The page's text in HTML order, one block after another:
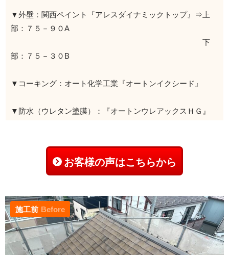
▼外壁：関西ペイント『アレスダイナミックトップ』⇒上
部：７５－９０A
下
部：７５－３０B
▼コーキング：オート化学工業『オートンイクシード』
▼防水（ウレタン塗膜）：『オートンウレアックスＨＧ』
お客様の声はこちらから
施工前 Before